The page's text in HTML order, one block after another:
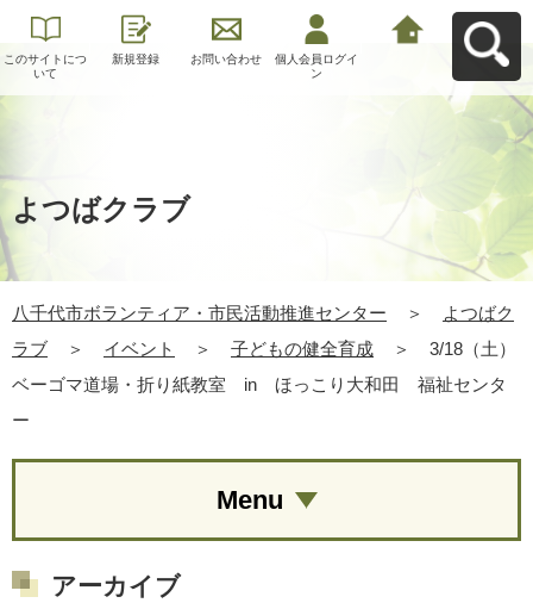
このサイトにつ
いて
新規登録 お問い合わせ
個人会員ログイ
ン
よつばクラブ
八千代市ボランティア・市民活動推進センター ＞
よつばク
ラブ
＞ イベント ＞ 子どもの健全育成 ＞
3/18（土）
ベーゴマ道場・折り紙教室 in ほっこり大和田 福祉センタ
ー
Menu
アーカイブ